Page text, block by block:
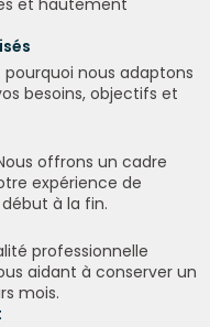
et hautement
pourquoi nous adaptons
besoins, objectifs et
offrons un cadre
expérience de
à la fin.
professionnelle
aidant à conserver un
mois.